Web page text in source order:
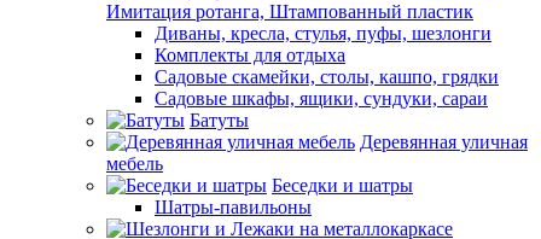
Имитация ротанга, Штампованный пластик
Диваны, кресла, стулья, пуфы, шезлонги
Комплекты для отдыха
Садовые скамейки, столы, кашпо, грядки
Садовые шкафы, ящики, сундуки, сараи
Батуты
Деревянная уличная
мебель
Беседки и шатры
Шатры-павильоны